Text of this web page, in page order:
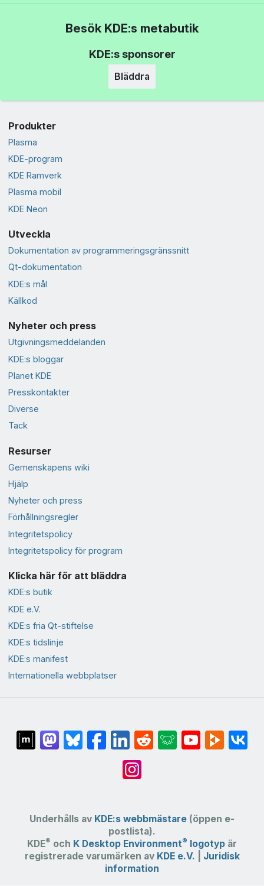
Besök KDE:s metabutik
KDE:s sponsorer
Bläddra
Produkter
Plasma
KDE-program
KDE Ramverk
Plasma mobil
KDE Neon
Utveckla
Dokumentation av programmeringsgränssnitt
Qt-dokumentation
KDE:s mål
Källkod
Nyheter och press
Utgivningsmeddelanden
KDE:s bloggar
Planet KDE
Presskontakter
Diverse
Tack
Resurser
Gemenskapens wiki
Hjälp
Nyheter och press
Förhållningsregler
Integritetspolicy
Integritetspolicy för program
Klicka här för att bläddra
KDE:s butik
KDE e.V.
KDE:s fria Qt-stiftelse
KDE:s tidslinje
KDE:s manifest
Internationella webbplatser
Underhålls av KDE:s webbmästare (öppen e-
postlista).
KDE® och K Desktop Environment® logotyp är
registrerade varumärken av KDE e.V.
Juridisk
information